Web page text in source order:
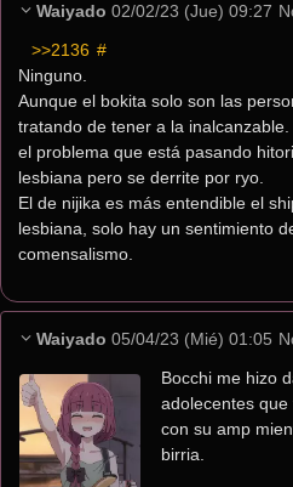
Waiyado 02/02/23 (Jue) 09:27
>>2136 #
Ninguno.
Aunque el bokita solo son las
tratando de tener a la
el problema que está pasando
lesbiana pero se derrite por ryo.
El de nijika es más entendible el
lesbiana, solo hay un sentimiento
comensalismo.
Waiyado 05/04/23 (Mié) 01:05
Bocchi me hizo
adolecentes
con su amp
birria.